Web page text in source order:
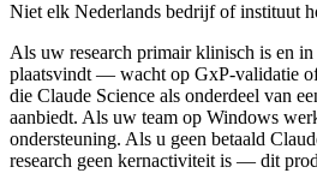
Niet elk Nederlands bedrijf of instituut
Als uw research primair klinisch is en
plaatsvindt — wacht op GxP-validatie
die Claude Science als onderdeel van
aanbiedt. Als uw team op Windows
ondersteuning. Als u geen betaald
research geen kernactiviteit is — dit